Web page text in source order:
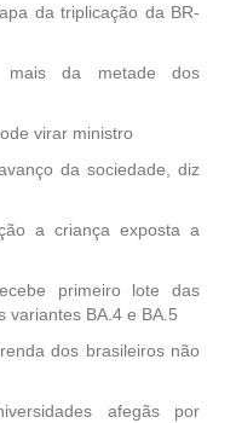
da triplicação da BR-
mais da metade dos
virar ministro
da sociedade, diz
a criança exposta a
primeiro lote das
variantes BA.4 e BA.5
dos brasileiros não
afegãs por